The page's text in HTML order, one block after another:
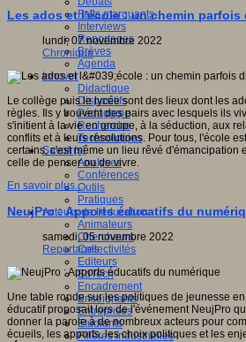
Faits marquants
Interviews
Reportages
Brèves
Agenda
Innover
Didactique
Dispositifs
Pédagogie
Recherche
Technologies
Savoir(s)
Analyses
Conférences
Outils
Pratiques
Acteurs de l'éducation
Animateurs
Chercheurs
Collectivités
Editeurs
EdTech
Encadrement
Enseignants
Entreprises
Etudiants
Filières industrielles
Les ados et l'école : un chemin parfois
lundi, 07 novembre 2022
Chronique
Le collège puis le lycée sont des lieux dont les
règles. Ils y trouvent des pairs avec lesquels ils
s'initient à la vie en groupe, à la séduction, aux
conflits et à leurs résolutions. Pour tous, l'école
certains, c'est même un lieu rêvé d'émancipation
celle de penser ou de vivre.
En savoir plus...
NeujPro : Apports éducatifs du
samedi, 05 novembre 2022
Reportages
Une table ronde sur les politiques de jeunesse
éducatif proposait lors de l'événement NeujPro
donner la parole à de nombreux acteurs pour
écueils, les apports, les choix politiques et les